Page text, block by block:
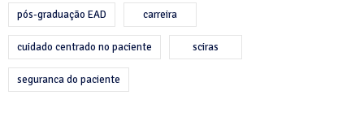
pós-graduação EAD carreira
cuidado centrado no paciente sciras
seguranca do paciente